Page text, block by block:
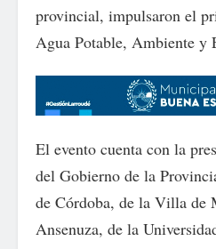
provincial, impulsaron el
Agua Potable, Ambiente y
El evento cuenta con la
del Gobierno de la
de Córdoba, de la Villa de
Ansenuza, de la